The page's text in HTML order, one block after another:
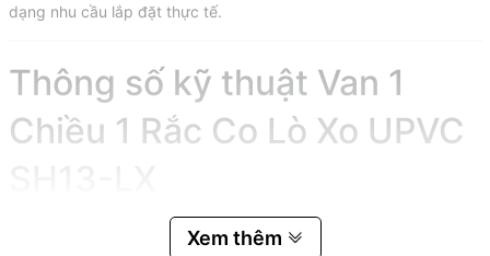
dạng nhu cầu lắp đặt thực tế.
Thông số kỹ thuật Van 1
Chiều 1 Rắc Co Lò Xo UPVC
Van 1 chiều 1 rắc co lò xo UPVC
Xem thêm